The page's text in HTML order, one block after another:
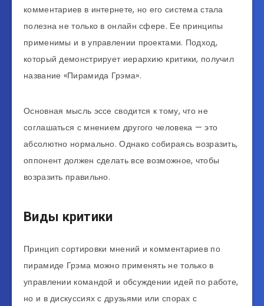
комментариев в интернете, но его система стала
полезна не только в онлайн сфере. Ее принципы
применимы и в управлении проектами. Подход,
который демонстрирует иерархию критики, получил
название «Пирамида Грэма».
Основная мысль эссе сводится к тому, что не
соглашаться с мнением другого человека — это
абсолютно нормально. Однако собираясь возразить,
оппонент должен сделать все возможное, чтобы
возразить правильно.
Виды критики
Принцип сортировки мнений и комментариев по
пирамиде Грэма можно применять не только в
управлении командой и обсуждении идей по работе,
но и в дискуссиях с друзьями или спорах с